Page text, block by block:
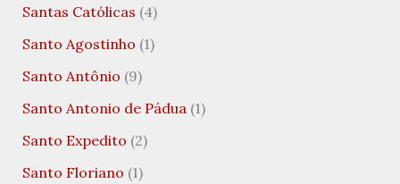
Santas Católicas (4)
Santo Agostinho (1)
Santo Antônio (9)
Santo Antonio de Pádua (1)
Santo Expedito (2)
Santo Floriano (1)